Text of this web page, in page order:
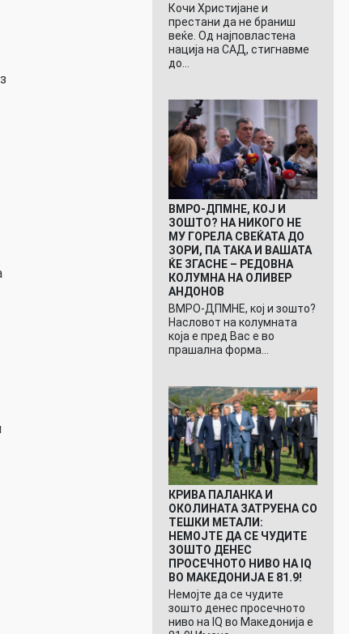
Кочи Христијане и
престани да не браниш
веќе. Од најповластена
нација на САД, стигнавме
до…
ВМРО-ДПМНЕ, КОЈ И
ЗОШТО? НА НИКОГО НЕ
МУ ГОРЕЛА СВЕЌАТА ДО
ЗОРИ, ПА ТАКА И ВАШАТА
ЌЕ ЗГАСНЕ – РЕДОВНА
КОЛУМНА НА ОЛИВЕР
АНДОНОВ
ВМРО-ДПМНЕ, кој и зошто?
Насловот на колумната
која е пред Вас е во
прашална форма…
КРИВА ПАЛАНКА И
ОКОЛИНАТА ЗАТРУЕНА СО
ТЕШКИ МЕТАЛИ:
НЕМОЈТЕ ДА СЕ ЧУДИТЕ
ЗОШТО ДЕНЕС
ПРОСЕЧНОТО НИВО НА IQ
ВО МАКЕДОНИЈА Е 81.9!
Немојте да се чудите
зошто денес просечното
ниво на IQ во Македонија е